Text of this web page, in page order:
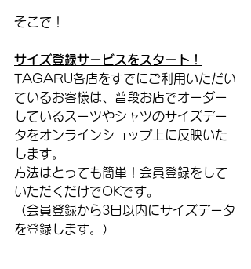
そこで！
サイズ登録サービスをスタート！
TAGARU各店をすでにご利用いただい
ているお客様は、普段お店でオーダー
しているスーツやシャツのサイズデー
タをオンラインショップ上に反映いた
します。
方法はとっても簡単！会員登録をして
いただくだけでOKです。
（会員登録から3日以内にサイズデータ
を登録します。）